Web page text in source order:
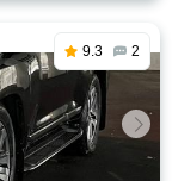
9.3 2